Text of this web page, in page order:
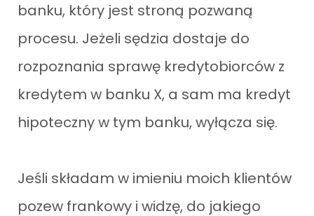
banku, który jest stroną pozwaną
procesu. Jeżeli sędzia dostaje do
rozpoznania sprawę kredytobiorców z
kredytem w banku X, a sam ma kredyt
hipoteczny w tym banku, wyłącza się.
Jeśli składam w imieniu moich klientów
pozew frankowy i widzę, do jakiego